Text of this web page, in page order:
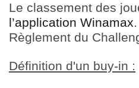
Le classement des
l’application Winamax.
Règlement du
Définition d'un buy-in :